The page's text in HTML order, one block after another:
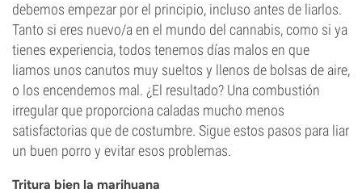
debemos empezar por el principio, incluso antes de liarlos.
Tanto si eres nuevo/a en el mundo del cannabis, como si ya
tienes experiencia, todos tenemos días malos en que
liamos unos canutos muy sueltos y llenos de bolsas de aire,
o los encendemos mal. ¿El resultado? Una combustión
irregular que proporciona caladas mucho menos
satisfactorias que de costumbre. Sigue estos pasos para liar
un buen porro y evitar esos problemas.
Tritura bien la marihuana